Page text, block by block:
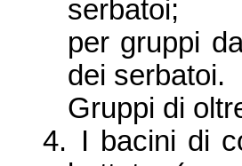
serbatoi;
per gruppi
dei serbatoi.
Gruppi di
4. I bacini di